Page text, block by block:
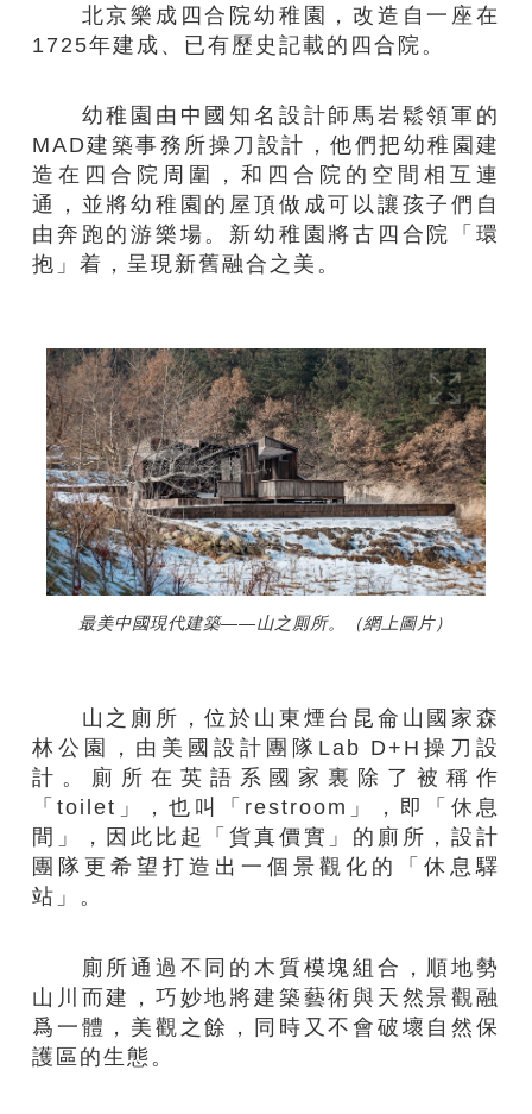
北京樂成四合院幼稚園，改造自一座在
1725年建成、已有歷史記載的四合院。
幼稚園由中國知名設計師馬岩鬆領軍的
MAD建築事務所操刀設計，他們把幼稚園建
造在四合院周圍，和四合院的空間相互連
通，並將幼稚園的屋頂做成可以讓孩子們自
由奔跑的游樂場。新幼稚園將古四合院「環
抱」着，呈現新舊融合之美。
最美中國現代建築——山之厠所。（網上圖片）
山之廁所，位於山東煙台昆侖山國家森
林公園，由美國設計團隊Lab D+H操刀設
計。廁所在英語系國家裏除了被稱作
「toilet」，也叫「restroom」，即「休息
間」，因此比起「貨真價實」的廁所，設計
團隊更希望打造出一個景觀化的「休息驛
站」。
廁所通過不同的木質模塊組合，順地勢
山川而建，巧妙地將建築藝術與天然景觀融
爲一體，美觀之餘，同時又不會破壞自然保
護區的生態。